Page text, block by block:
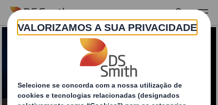
Skip to main content